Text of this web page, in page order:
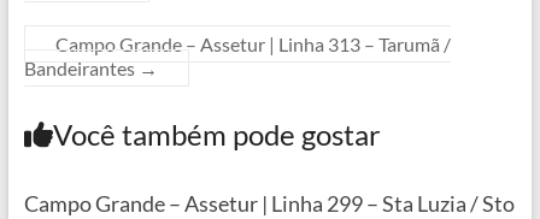
Campo Grande – Assetur | Linha 313 – Tarumã /
Bandeirantes →
Você também pode gostar
Campo Grande – Assetur | Linha 299 – Sta Luzia / Sto